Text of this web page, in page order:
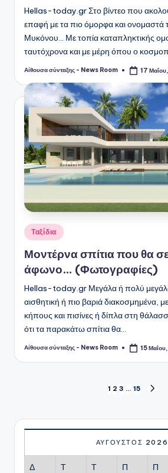
Hellas-today.gr Στο βίντεο που
επαφή με τα πιο όμορφα και ονομαστά
Μυκόνου... Με τοπία καταπληκτικής
ταυτόχρονα και με μέρη όπου ο
Συγγραφέας:
Αίθουσα σύνταξης - News Room 17
Αναρτήθηκε
σε
Ταξίδια
Μοντέρνα σπίτια που θα
άφωνο… (Φωτογραφίες)
Hellas-today.gr Μεγάλα ή πολύ μεγάλα
αισθητική ή πιο βαριά διακοσμημένα,
κήπους και πισίνες ή δίπλα στη
ότι τα παρακάτω σπίτια θα…
Συγγραφέας:
Αίθουσα σύνταξης - News Room 15
Σελιδοποίηση
άρθρων
1 2 3 … 15
ΑΎΓΟΥΣΤΟΣ 2026
Δ Τ Τ Π Π